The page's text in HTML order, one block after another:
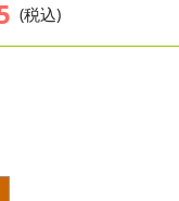
(税込)